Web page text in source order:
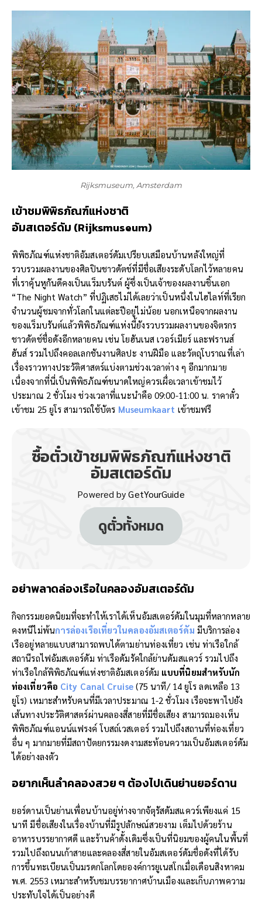
Rijksmuseum, Amsterdam
เข้าชมพิพิธภัณฑ์แห่งชาติ
อัมสเตอร์ดัม (Rijksmuseum)
พิพิธภัณฑ์แห่งชาติอัมสเตอร์ดัมเปรียบเสมือนบ้านหลังใหญ่ที่
รวบรวมผลงานของศิลปินชาวดัตช์ที่มีชื่อเสียงระดับโลกไว้หลายคน
ที่เราคุ้นหูกันดีคงเป็นแร็มบรันต์ ผู้ซึ่งเป็นเจ้าของผลงานชิ้นเอก
“The Night Watch” ที่ปฏิเสธไม่ได้เลยว่าเป็นหนึ่งในไฮไลท์ที่เรียก
จำนวนผู้ชมจากทั่วโลกในแต่ละปีอยู่ไม่น้อย นอกเหนือจากผลงาน
ของแร็มบรันต์แล้วพิพิธภัณฑ์แห่งนี้ยังรวบรวมผลงานของจิตรกร
ชาวดัตช์ชื่อดังอีกหลายคน เช่น โยฮันเนส เวอร์เมียร์ และฟรานส์
ฮันส์ รวมไปถึงคอลเลกชันงานศิลปะ งานฝีมือ และวัตถุโบราณที่เล่า
เรื่องราวทางประวัติศาสตร์แบ่งตามช่วงเวลาต่าง ๆ อีกมากมาย
เนื่องจากที่นี่เป็นพิพิธภัณฑ์ขนาดใหญ่ควรเผื่อเวลาเข้าชมไว้
ประมาณ 2 ชั่วโมง ช่วงเวลาที่แนะนำคือ 09:00-11:00 น. ราคาตั๋ว
เข้าชม 25 ยูโร สามารถใช้บัตร Museumkaart เข้าชมฟรี
ซื้อตั๋วเข้าชมพิพิธภัณฑ์แห่งชาติ
อัมสเตอร์ดัม
Powered byGetYourGuide
ดูตั๋วทั้งหมด
อย่าพลาดล่องเรือในคลองอัมสเตอร์ดัม
กิจกรรมยอดนิยมที่จะทำให้เราได้เห็นอัมสเตอร์ดัมในมุมที่หลากหลาย
คงหนีไม่พ้นการล่องเรือเที่ยวในคลองอัมสเตอร์ดัม มีบริการล่อง
เรืออยู่หลายแบบสามารถพบได้ตามย่านท่องเที่ยว เช่น ท่าเรือใกล้
สถานีรถไฟอัมสเตอร์ดัม ท่าเรือดัมรัคใกล้ย่านดัมสแควร์ รวมไปถึง
ท่าเรือใกล้พิพิธภัณฑ์แห่งชาติอัมสเตอร์ดัม แบบที่นิยมสำหรับนัก
ท่องเที่ยวคือ City Canal Cruise(75 นาที/ 14 ยูโร ลดเหลือ 13
ยูโร) เหมาะสำหรับคนที่มีเวลาประมาณ 1-2 ชั่วโมง เรือจะพาไปยัง
เส้นทางประวัติศาสตร์ผ่านคลองสี่สายที่มีชื่อเสียง สามารถมองเห็น
พิพิธภัณฑ์แอนน์แฟรงค์ โบสถ์เวสเตอร์ รวมไปถึงสถานที่ท่องเที่ยว
อื่น ๆ มากมายที่มีสถาปัตยกรรมงดงามสะท้อนความเป็นอัมสเตอร์ดัม
ได้อย่างลงตัว
อยากเห็นลำคลองสวย ๆ ต้องไปเดินย่านยอร์ดาน
ยอร์ดานเป็นย่านเพื่อนบ้านอยู่ห่างจากจัตุรัสดัมสแควร์เพียงแค่ 15
นาที มีชื่อเสียงในเรื่องบ้านที่มีรูปลักษณ์สวยงาม เต็มไปด้วยร้าน
อาหารบรรยากาศดี และร้านค้าดั้งเดิมซึ่งเป็นที่นิยมของผู้คนในพื้นที่
รวมไปถึงถนนเก้าสายและคลองสี่สายในอัมสเตอร์ดัมชื่อดังที่ได้รับ
การขึ้นทะเบียนเป็นมรดกโลกโดยองค์การยูเนสโกเมื่อเดือนสิงหาคม
พ.ศ. 2553 เหมาะสำหรับชมบรรยากาศบ้านเมืองและเก็บภาพความ
ประทับใจได้เป็นอย่างดี